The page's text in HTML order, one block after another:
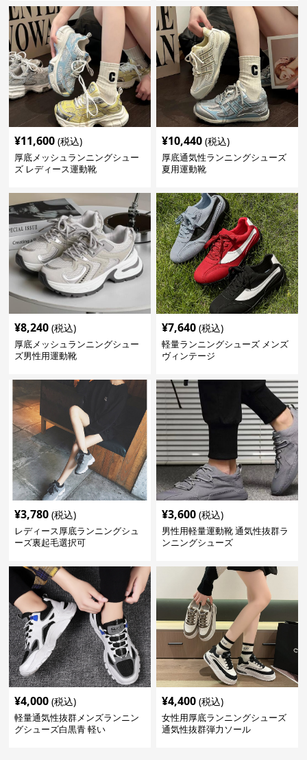
¥11,600 (税込)
厚底メッシュランニングシュー
ズ レディース運動靴
¥10,440 (税込)
厚底通気性ランニングシューズ
夏用運動靴
¥8,240 (税込)
厚底メッシュランニングシュー
ズ男性用運動靴
¥7,640 (税込)
軽量ランニングシューズ メンズ
ヴィンテージ
¥3,780 (税込)
レディース厚底ランニングシュ
ーズ裏起毛選択可
¥3,600 (税込)
男性用軽量運動靴 通気性抜群ラ
ンニングシューズ
¥4,000 (税込)
軽量通気性抜群メンズランニン
グシューズ白黒青 軽い
¥4,400 (税込)
女性用厚底ランニングシューズ
通気性抜群弾力ソール